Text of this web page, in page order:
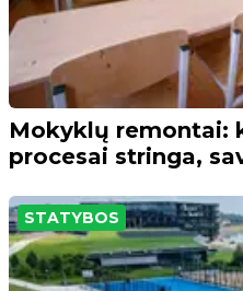
Mokyklų remontai:
procesai stringa,
STATYBOS